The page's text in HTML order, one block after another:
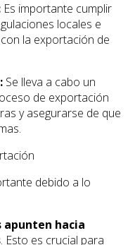
Es importante cumplir
locales e
la exportación de
Se lleva a cabo un
de exportación
y asegurarse de que
debido a lo
apunten hacia
. Esto es crucial para